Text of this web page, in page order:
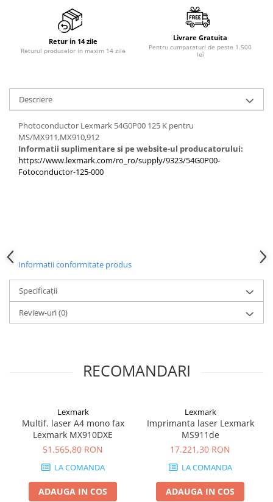
Ultrabookuri
Laptop-uri 2 in 1
Accesorii laptop
Accesorii Printing
Ribbon
Desktop PC
PC Office
PC Gaming
Monitoare
Monitoare LED
Accesorii monitoare
Componente
Placi video
Hard disk-uri interne
Coolere CPU
Ventilatoare
Retur in 14 zile
Returul produselor in maxim 14 zile
Livrare Gratuita
Pentru cumparaturi de peste 1.500
lei
Descriere
Photoconductor Lexmark 54G0P00 125 K pentru
MS/MX911,MX910,912
Informatii suplimentare si pe website-ul producatorului:
https://www.lexmark.com/ro_ro/supply/9323/54G0P00-
Fotoconductor-125-000
Informatii conformitate produs
Specificații
Review-uri(0)
RECOMANDARI
Lexmark
Multif. laser A4 mono fax
Lexmark MX910DXE
51.565,80 RON
LA COMANDA
ADAUGA IN COS
Lexmark
Imprimanta laser Lexmark
MS911de
17.221,30 RON
LA COMANDA
ADAUGA IN COS